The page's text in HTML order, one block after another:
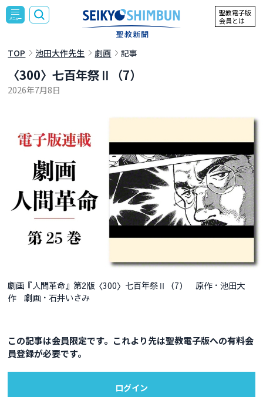
聖教電子版
会員とは
TOP 池田大作先生 劇画 記事
〈300〉七百年祭Ⅱ（7）
2026年7月8日
劇画『人間革命』第2版〈300〉七百年祭Ⅱ（7） 原作・池田大
作 劇画・石井いさみ
この記事は会員限定です。これより先は聖教電子版への有料会
員登録が必要です。
ログイン